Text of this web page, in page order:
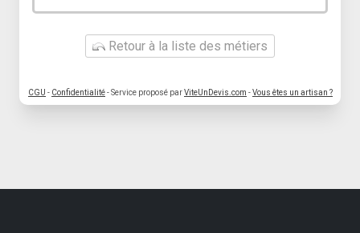
Retour à la liste des métiers
CGU - Confidentialité- Service proposé parViteUnDevis.com -Vous êtes un artisan ?